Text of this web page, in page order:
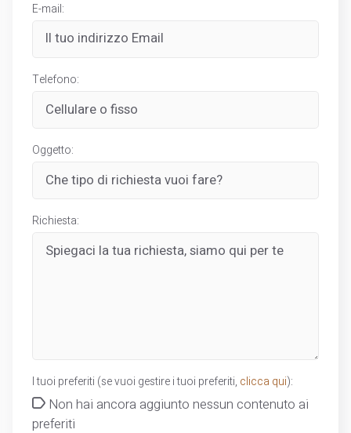
E-mail:
Telefono:
Oggetto:
Richiesta:
I tuoi preferiti (se vuoi gestire i tuoi preferiti, clicca qui):
Non hai ancora aggiunto nessun contenuto ai
preferiti